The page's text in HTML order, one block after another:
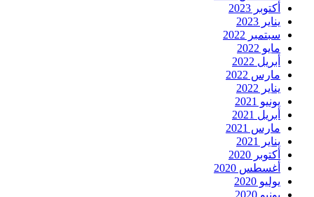
أكتوبر 2023
يناير 2023
سبتمبر 2022
مايو 2022
أبريل 2022
مارس 2022
يناير 2022
يونيو 2021
أبريل 2021
مارس 2021
يناير 2021
أكتوبر 2020
أغسطس 2020
يوليو 2020
يونيو 2020